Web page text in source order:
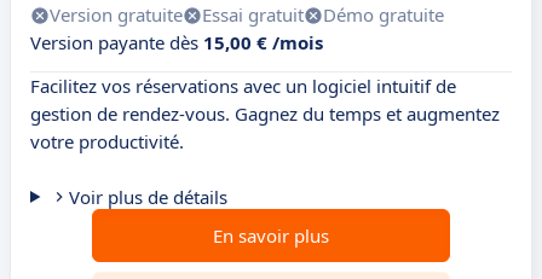
Version gratuite Essai gratuit
Démo gratuite
Version payante dès 15,00 € /mois
Facilitez vos réservations avec un logiciel intuitif de
gestion de rendez-vous. Gagnez du temps et augmentez
votre productivité.
Voir plus de détails
En savoir plus